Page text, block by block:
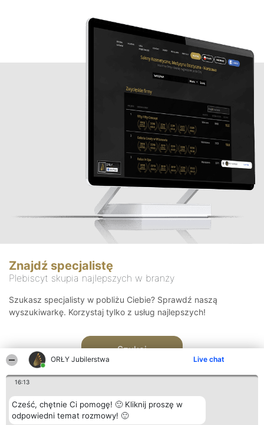
ORŁY Jubilerstwa Live chat
16:13
Cześć, chętnie Ci pomogę! 🙂 Kliknij proszę w
odpowiedni temat rozmowy! 🙂
Znajdź specjalistę
Plebiscyt skupia najlepszych w branży
Szukasz specjalisty w pobliżu Ciebie? Sprawdź naszą
wyszukiwarkę. Korzystaj tylko z usług najlepszych!
Szukaj